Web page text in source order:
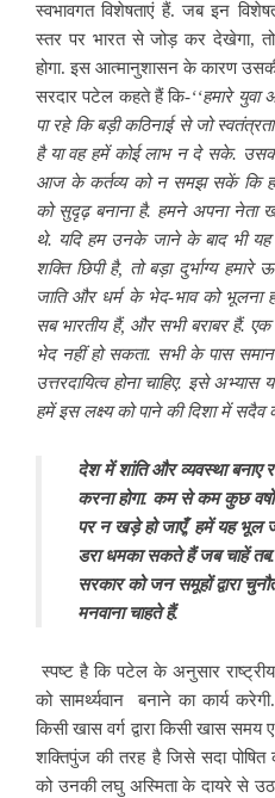
स्वभावगत विशेषताएं हैं. जब इन
स्तर पर भारत से जोड़ कर देखेगा,
होगा. इस आत्मानुशासन के कारण
सरदार पटेल कहते हैं कि-‘‘हमारे
पा रहे कि बड़ी कठिनाई से जो
है या वह हमें कोई लाभ न दे सके.
आज के कर्तव्य को न समझ सकें कि
को सुदृढ़ बनाना है. हमने अपना नेता
थे. यदि हम उनके जाने के बाद भी यह
शक्ति छिपी है, तो बड़ा दुर्भाग्य
जाति और धर्म के भेद-भाव को भूलना
सब भारतीय हैं, और सभी बराबर हैं.
भेद नहीं हो सकता. सभी के पास
उत्तरदायित्व होना चाहिए. इसे अभ्यास
हमें इस लक्ष्य को पाने की दिशा में सदैव
देश में शांति और व्यवस्था
करना होगा. कम से कम कुछ
पर न खड़े हो जाएँ, हमें यह भूल
डरा धमका सकते हैं जब चाहें
सरकार को जन समूहों द्वारा
मनवाना चाहते हैं.
स्पष्ट है कि पटेल के अनुसार
को सामर्थ्यवान बनाने का कार्य
किसी खास वर्ग द्वारा किसी खास
शक्तिपुंज की तरह है जिसे सदा पोषित
को उनकी लघु अस्मिता के दायरे से